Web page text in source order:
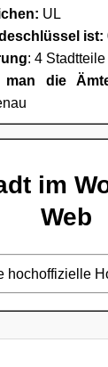
UL
ist:
: 4 Stadtteile
man die
im
Web
hochoffizielle